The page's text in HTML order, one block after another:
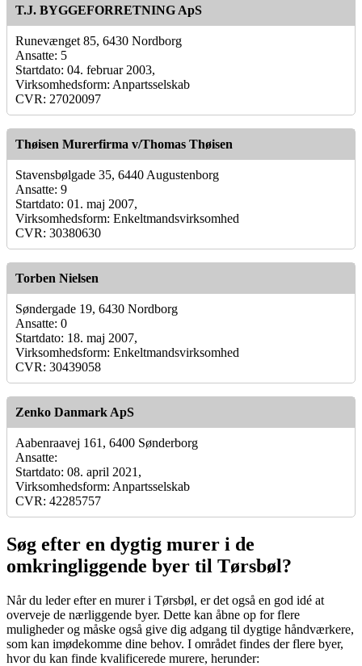
T.J. BYGGEFORRETNING ApS
Runevænget 85, 6430 Nordborg
Ansatte: 5
Startdato: 04. februar 2003,
Virksomhedsform: Anpartsselskab
CVR: 27020097
Thøisen Murerfirma v/Thomas Thøisen
Stavensbølgade 35, 6440 Augustenborg
Ansatte: 9
Startdato: 01. maj 2007,
Virksomhedsform: Enkeltmandsvirksomhed
CVR: 30380630
Torben Nielsen
Søndergade 19, 6430 Nordborg
Ansatte: 0
Startdato: 18. maj 2007,
Virksomhedsform: Enkeltmandsvirksomhed
CVR: 30439058
Zenko Danmark ApS
Aabenraavej 161, 6400 Sønderborg
Ansatte:
Startdato: 08. april 2021,
Virksomhedsform: Anpartsselskab
CVR: 42285757
Søg efter en dygtig murer i de
omkringliggende byer til Tørsbøl?
Når du leder efter en murer i Tørsbøl, er det også en god idé at
overveje de nærliggende byer. Dette kan åbne op for flere
muligheder og måske også give dig adgang til dygtige håndværkere,
som kan imødekomme dine behov. I området findes der flere byer,
hvor du kan finde kvalificerede murere, herunder: